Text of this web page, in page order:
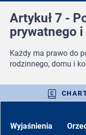
Artykuł 7 -
prywatnego
Każdy ma prawo do
rodzinnego, domu i
Wyjaśnienia